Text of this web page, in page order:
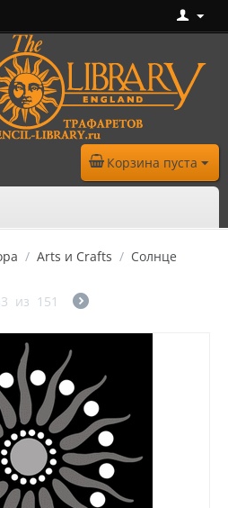
Корзина пуста
/ Arts и Crafts / Солнце
из 151